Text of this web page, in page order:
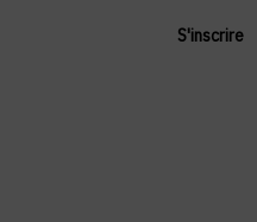
S'inscrire